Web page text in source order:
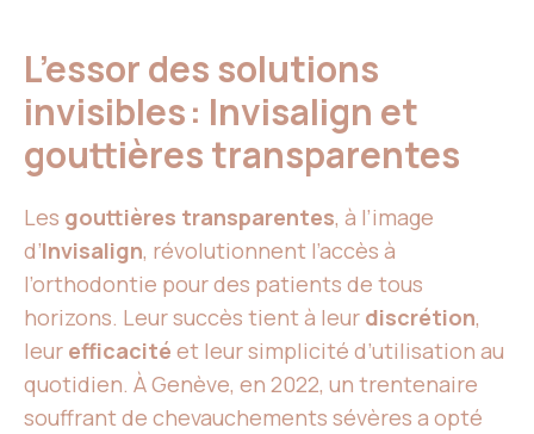
L’essor des solutions
invisibles : Invisalign et
gouttières transparentes
Les gouttières transparentes, à l’image
d’Invisalign, révolutionnent l’accès à
l’orthodontie pour des patients de tous
horizons. Leur succès tient à leur discrétion,
leur efficacité et leur simplicité d’utilisation au
quotidien. À Genève, en 2022, un trentenaire
souffrant de chevauchements sévères a opté